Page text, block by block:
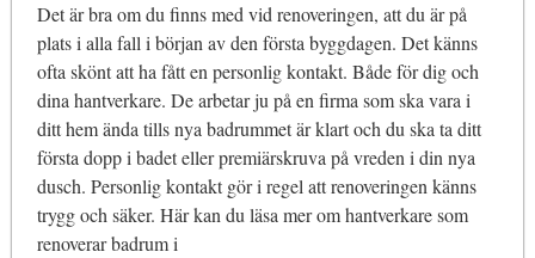
Det är bra om du finns med vid renoveringen, att du är på
plats i alla fall i början av den första byggdagen. Det känns
ofta skönt att ha fått en personlig kontakt. Både för dig och
dina hantverkare. De arbetar ju på en firma som ska vara i
ditt hem ända tills nya badrummet är klart och du ska ta ditt
första dopp i badet eller premiärskruva på vreden i din nya
dusch. Personlig kontakt gör i regel att renoveringen känns
trygg och säker. Här kan du läsa mer om hantverkare som
renoverar badrum i